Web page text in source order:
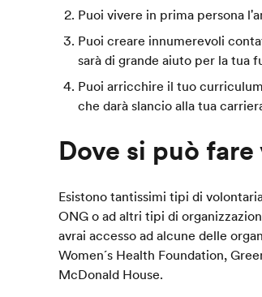
Puoi vivere in prima persona
Puoi creare innumerevoli
sarà di grande aiuto per la tua
Puoi arricchire il tuo
che darà slancio alla tua
Dove si può
Esistono tantissimi tipi di
ONG o ad altri tipi di
avrai accesso ad alcune delle
Women´s Health Foundation,
McDonald House.